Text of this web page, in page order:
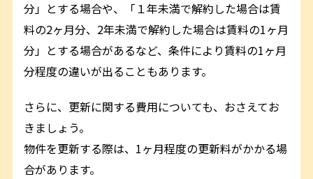
分」とする場合や、「１年未満で解約した場合は賃
料の2ヶ月分、2年未満で解約した場合は賃料の1ヶ月
分」とする場合があるなど、条件により賃料の1ヶ月
分程度の違いが出ることもあります。
さらに、更新に関する費用についても、おさえてお
きましょう。
物件を更新する際は、1ヶ月程度の更新料がかかる場
合があります。